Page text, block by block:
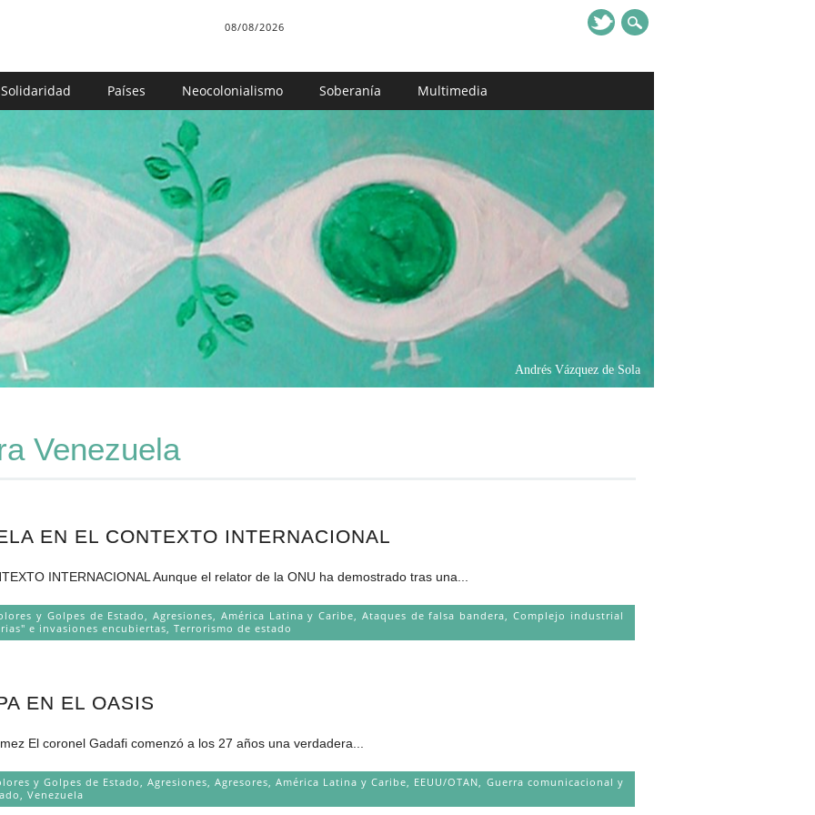
08/08/2026
Solidaridad Países Neocolonialismo Soberanía Multimedia
Andrés Vázquez de Sola
Venezuela
EN EL CONTEXTO INTERNACIONAL
INTERNACIONAL Aunque el relator de la ONU ha demostrado tras una...
y Golpes de Estado,Agresiones, América Latina y Caribe, Ataques de falsa bandera, Complejo industrial
e invasiones encubiertas,Terrorismo de estado
EN EL OASIS
El coronel Gadafi comenzó a los 27 años una verdadera...
y Golpes de Estado, Agresiones,Agresores,América Latina y Caribe, EEUU/OTAN, Guerra comunicacional y
,Venezuela